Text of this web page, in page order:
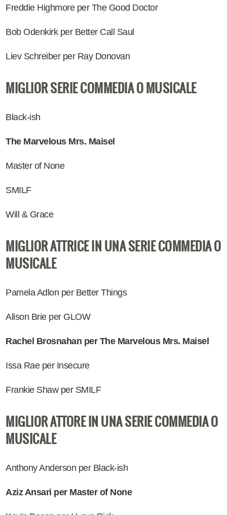
Freddie Highmore per The Good Doctor
Bob Odenkirk per Better Call Saul
Liev Schreiber per Ray Donovan
MIGLIOR SERIE COMMEDIA O MUSICALE
Black-ish
The Marvelous Mrs. Maisel
Master of None
SMILF
Will & Grace
MIGLIOR ATTRICE IN UNA SERIE COMMEDIA O
MUSICALE
Pamela Adlon per Better Things
Alison Brie per GLOW
Rachel Brosnahan per The Marvelous Mrs. Maisel
Issa Rae per Insecure
Frankie Shaw per SMILF
MIGLIOR ATTORE IN UNA SERIE COMMEDIA O
MUSICALE
Anthony Anderson per Black-ish
Aziz Ansari per Master of None